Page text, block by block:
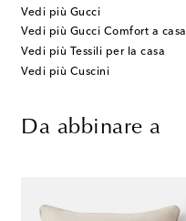
Vedi più Gucci
Vedi più Gucci Comfort a casa
Vedi più Tessili per la casa
Vedi più Cuscini
Da abbinare a